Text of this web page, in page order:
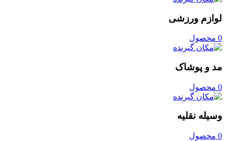
لوازم ورزشی
0 محصول
مد و پوشاک
0 محصول
وسیله نقلیه
0 محصول